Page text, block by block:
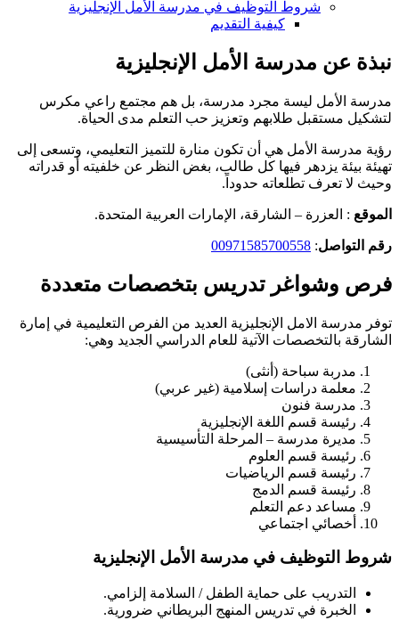
شروط التوظيف في مدرسة الأمل الإنجليزية
كيفية التقديم
نبذة عن مدرسة الأمل الإنجليزية
مدرسة الأمل ليسة مجرد مدرسة، بل هم مجتمع راعي مكرس
لتشكيل مستقبل طلابهم وتعزيز حب التعلم مدى الحياة.
رؤية مدرسة الأمل هي أن تكون منارة للتميز التعليمي، وتسعى إلى
تهيئة بيئة يزدهر فيها كل طالب، بغض النظر عن خلفيته أو قدراته
وحيث لا تعرف تطلعاته حدوداً.
الموقع : العزرة – الشارقة، الإمارات العربية المتحدة.
رقم التواصل:
00971585700558
فرص وشواغر تدريس بتخصصات متعددة
توفر مدرسة الامل الإنجليزية العديد من الفرص التعليمية في إمارة
الشارقة بالتخصصات الآتية للعام الدراسي الجديد وهي:
مدربة سباحة (أنثى)
معلمة دراسات إسلامية (غير عربي)
مدرسة فنون
رئيسة قسم اللغة الإنجليزية
مديرة مدرسة – المرحلة التأسيسية
رئيسة قسم العلوم
رئيسة قسم الرياضيات
رئيسة قسم الدمج
مساعد دعم التعلم
أخصائي اجتماعي
شروط التوظيف في مدرسة الأمل الإنجليزية
التدريب على حماية الطفل / السلامة إلزامي.
الخبرة في تدريس المنهج البريطاني ضرورية.